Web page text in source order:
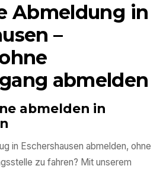
Abmeldung in
–
abmelden
abmelden in
in Eschershausen abmelden, ohne
zu fahren? Mit unserem